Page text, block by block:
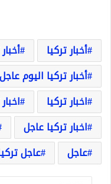
أخبار تركيا
أخبار تركيا اليوم عاجل
اخبار تركيا
اخبار تركيا عاجل
عاجل
عاجل